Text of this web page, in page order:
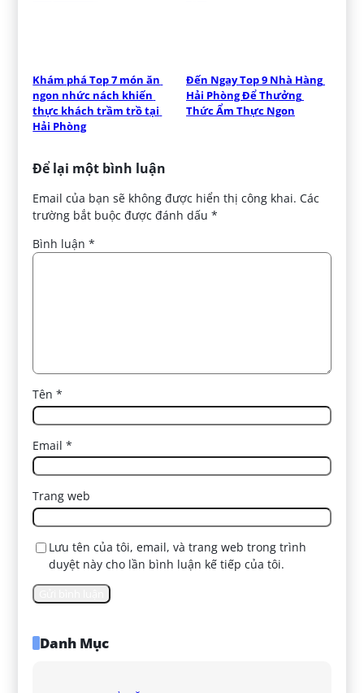
Khám phá Top 7 món ăn
ngon nhức nách khiến
thực khách trầm trồ tại
Hải Phòng
Đến Ngay Top 9 Nhà Hàng
Hải Phòng Để Thưởng
Thức Ẩm Thực Ngon
Để lại một bình luận
Email của bạn sẽ không được hiển thị công khai. Các
trường bắt buộc được đánh dấu*
Bình luận*
Tên*
Email*
Trang web
Lưu tên của tôi, email, và trang web trong trình
duyệt này cho lần bình luận kế tiếp của tôi.
Danh Mục